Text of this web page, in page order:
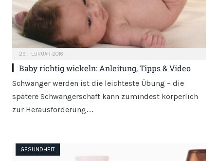
29. FEBRUAR 2016
Baby richtig wickeln: Anleitung, Tipps & Video
Schwanger werden ist die leichteste Übung – die
spätere Schwangerschaft kann zumindest körperlich
zur Herausforderung…
GESUNDHEIT